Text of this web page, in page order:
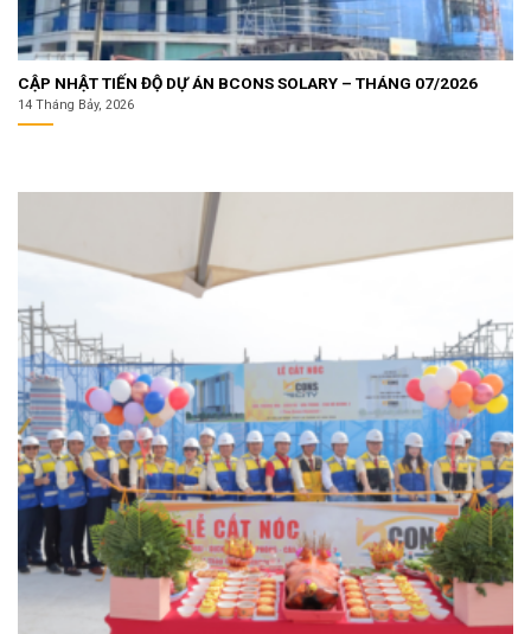
CẬP NHẬT TIẾN ĐỘ DỰ ÁN BCONS SOLARY – THÁNG 07/2026
14 Tháng Bảy, 2026